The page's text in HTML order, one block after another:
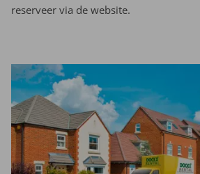
reserveer via de website.